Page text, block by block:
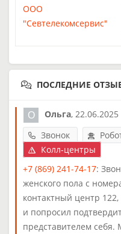
ООО
"Севтелекомсервис"
ПОСЛЕДНИЕ
Ольга, 22.06.2025
Звонок
Колл-центры
+7 (869) 241-74-17:
женского пола с
контактный центр
и попросил
представителем